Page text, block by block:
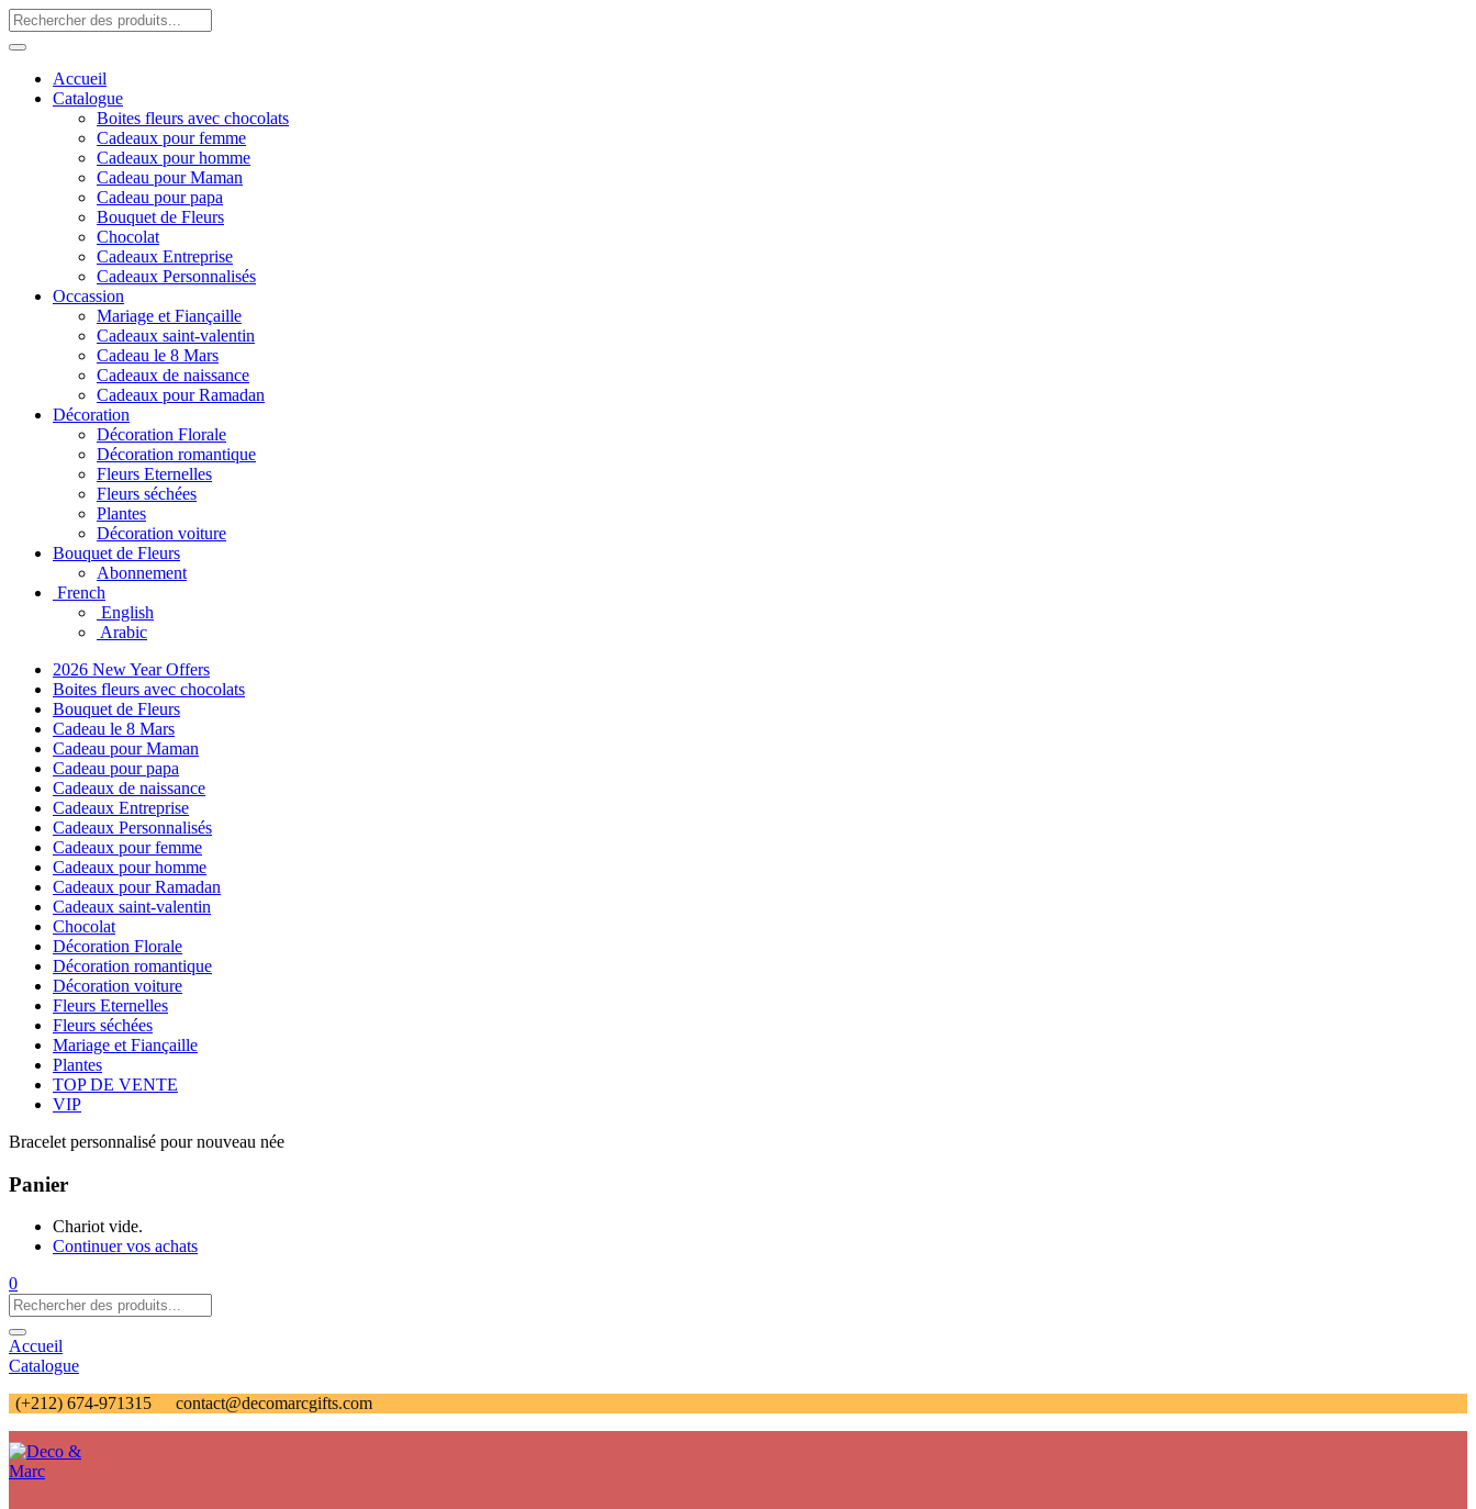
Accueil
Catalogue
Boites fleurs avec chocolats
Cadeaux pour femme
Cadeaux pour homme
Cadeau pour Maman
Cadeau pour papa
Bouquet de Fleurs
Chocolat
Cadeaux Entreprise
Cadeaux Personnalisés
Occassion
Mariage et Fiançaille
Cadeaux saint-valentin
Cadeau le 8 Mars
Cadeaux de naissance
Cadeaux pour Ramadan
Décoration
Décoration Florale
Décoration romantique
Fleurs Eternelles
Fleurs séchées
Plantes
Décoration voiture
Bouquet de Fleurs
Abonnement
French
English
Arabic
2026 New Year Offers
Boites fleurs avec chocolats
Bouquet de Fleurs
Cadeau le 8 Mars
Cadeau pour Maman
Cadeau pour papa
Cadeaux de naissance
Cadeaux Entreprise
Cadeaux Personnalisés
Cadeaux pour femme
Cadeaux pour homme
Cadeaux pour Ramadan
Cadeaux saint-valentin
Chocolat
Décoration Florale
Décoration romantique
Décoration voiture
Fleurs Eternelles
Fleurs séchées
Mariage et Fiançaille
Plantes
TOP DE VENTE
VIP
Bracelet personnalisé pour nouveau née
Panier
Chariot vide.
Continuer vos achats
0
Accueil
Catalogue
(+212) 674-971315
contact@decomarcgifts.com